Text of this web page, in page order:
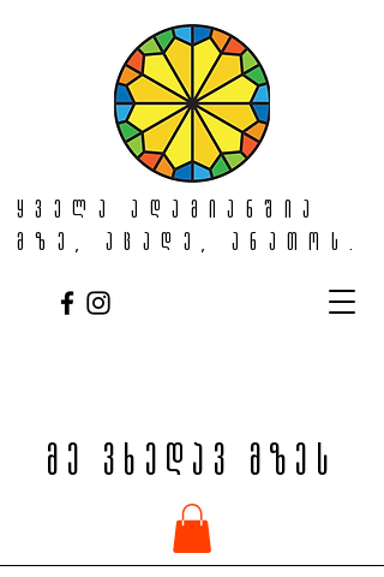
მე ვხედავ მზეს
ყველა ადამიანშია
მზე, აცადე, ანათოს.